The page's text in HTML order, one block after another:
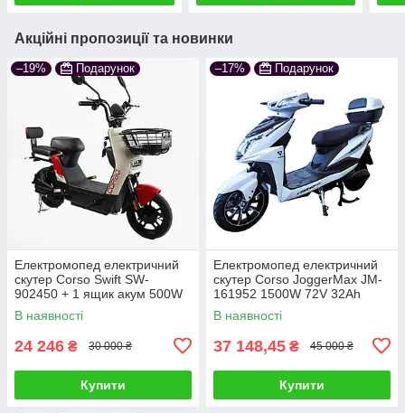
Акційні пропозиції та новинки
–19% Подарунок
Електромопед електричний
скутер Corso Swift SW-
902450 + 1 ящик акум 500W
60V/20Ah біло-червоний
В наявності
24 246 ₴ 30 000 ₴
Купити
–17% Подарунок
Електромопед електричний
скутер Corso JoggerMax JM-
161952 1500W 72V 32Ah
білий УЦІНКА (запаяне
пластикове заднє крил
В наявності
37 148,45 ₴ 45 000 ₴
Купити